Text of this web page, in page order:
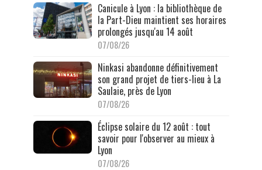
Canicule à Lyon : la bibliothèque de
la Part-Dieu maintient ses horaires
prolongés jusqu'au 14 août
07/08/26
Ninkasi abandonne définitivement
son grand projet de tiers-lieu à La
Saulaie, près de Lyon
07/08/26
Éclipse solaire du 12 août : tout
savoir pour l'observer au mieux à
Lyon
07/08/26